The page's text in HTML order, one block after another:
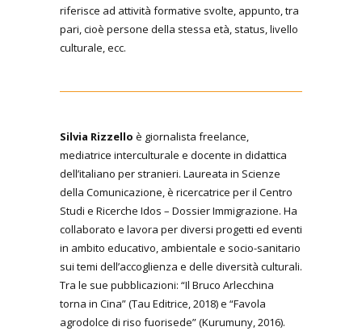
riferisce ad attività formative svolte, appunto, tra
pari, cioè persone della stessa età, status, livello
culturale, ecc.
Silvia Rizzello è giornalista freelance,
mediatrice interculturale e docente in didattica
dell’italiano per stranieri. Laureata in Scienze
della Comunicazione, è ricercatrice per il Centro
Studi e Ricerche Idos – Dossier Immigrazione. Ha
collaborato e lavora per diversi progetti ed eventi
in ambito educativo, ambientale e socio-sanitario
sui temi dell’accoglienza e delle diversità culturali.
Tra le sue pubblicazioni: “Il Bruco Arlecchina
torna in Cina” (Tau Editrice, 2018) e “Favola
agrodolce di riso fuorisede” (Kurumuny, 2016).